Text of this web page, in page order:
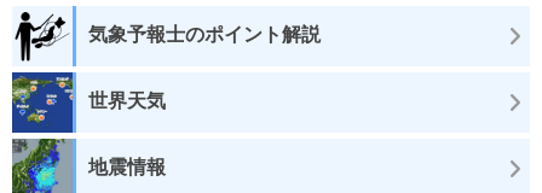
気象予報士のポイント解説
世界天気
地震情報